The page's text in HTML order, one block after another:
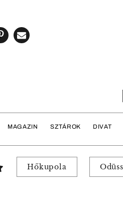
MAGAZIN SZTÁROK DIVAT
Hőkupola